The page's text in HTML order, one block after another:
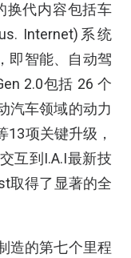
换代内容包括车
Internet)系统
即智能、自动驾
2.0包括 26 个
汽车领域的动力
项关键升级，
互到I.A.I最新技
取得了显著的全
造的第七个里程